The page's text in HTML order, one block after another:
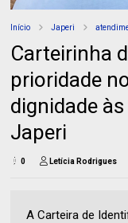
Início Japeri
Carteirinha
prioridade
dignidade
Japeri
0 Letícia Rodrigues
A Carteira de